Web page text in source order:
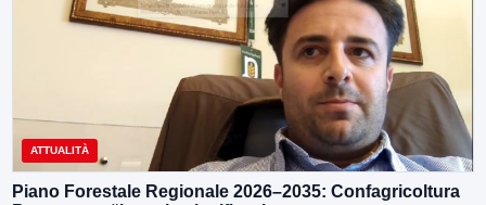
ATTUALITÀ
Piano Forestale Regionale 2026–2035: Confagricoltura